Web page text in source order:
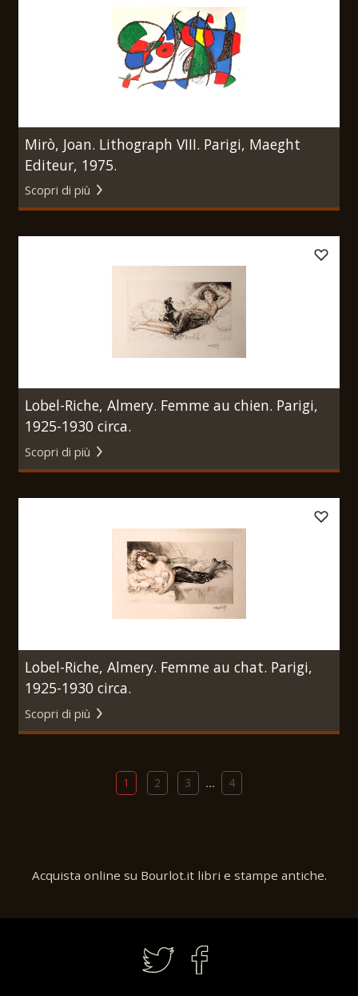
Mirò, Joan. Lithograph VIII. Parigi, Maeght
Editeur, 1975.
Scopri di più
Lobel-Riche, Almery. Femme au chien. Parigi,
1925-1930 circa.
Scopri di più
Lobel-Riche, Almery. Femme au chat. Parigi,
1925-1930 circa.
Scopri di più
1 2 3 ... 4
Acquista online su Bourlot.it libri e stampe antiche.